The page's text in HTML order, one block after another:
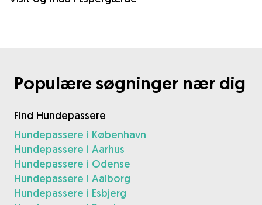
Populære søgninger nær dig
Find Hundepassere
Hundepassere i København
Hundepassere i Aarhus
Hundepassere i Odense
Hundepassere i Aalborg
Hundepassere i Esbjerg